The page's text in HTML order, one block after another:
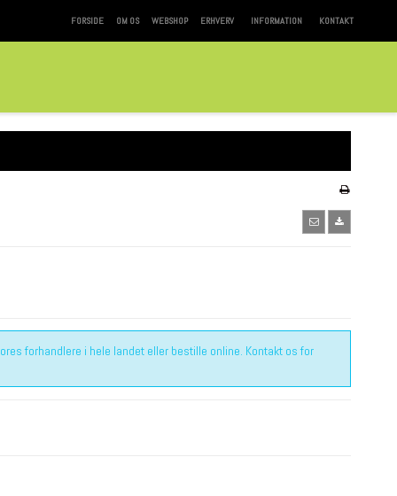
FORSIDE OM OS WEBSHOP ERHVERV INFORMATION KONTAKT
forhandlere i hele landet eller bestille online. Kontakt os for